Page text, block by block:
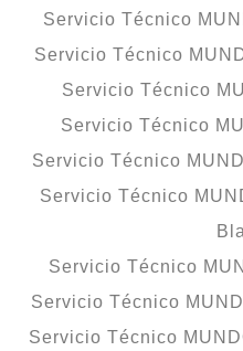
Servicio Técnico
Servicio Técnico
Servicio Técnico
Servicio Técnico
Servicio Técnico
Servicio Técnico
Servicio Técnico
Servicio Técnico
Servicio Técnico